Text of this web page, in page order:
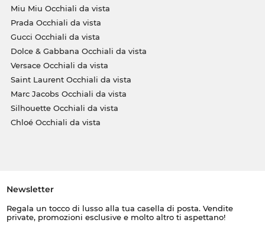
Miu Miu Occhiali da vista
Prada Occhiali da vista
Gucci Occhiali da vista
Dolce & Gabbana Occhiali da vista
Versace Occhiali da vista
Saint Laurent Occhiali da vista
Marc Jacobs Occhiali da vista
Silhouette Occhiali da vista
Chloé Occhiali da vista
Newsletter
Regala un tocco di lusso alla tua casella di posta. Vendite
private, promozioni esclusive e molto altro ti aspettano!